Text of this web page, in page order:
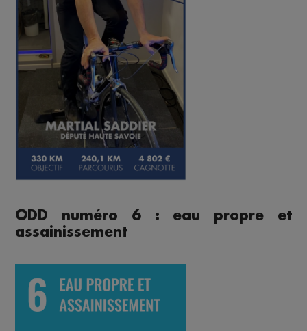
ODD numéro 6 : eau propre et
assainissement